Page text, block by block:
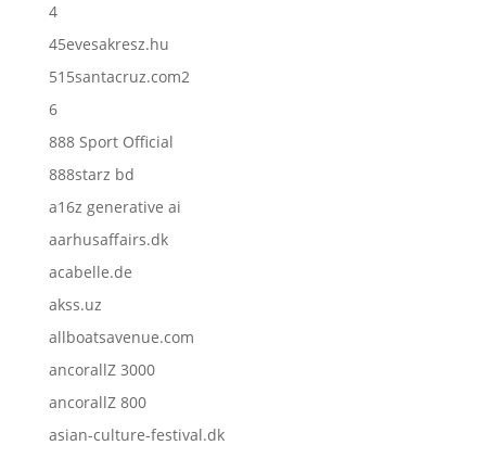
4
45evesakresz.hu
515santacruz.com2
6
888 Sport Official
888starz bd
a16z generative ai
aarhusaffairs.dk
acabelle.de
akss.uz
allboatsavenue.com
ancorallZ 3000
ancorallZ 800
asian-culture-festival.dk